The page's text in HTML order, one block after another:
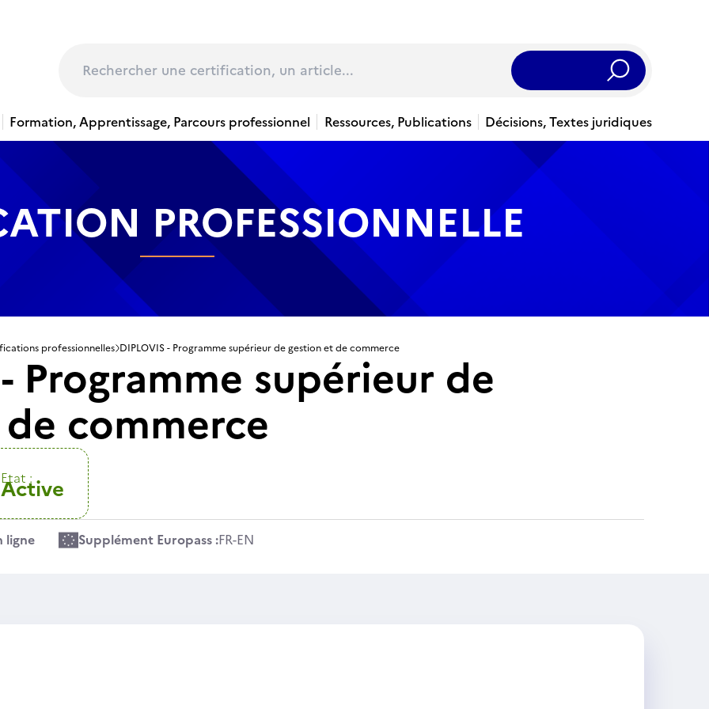
Rechercher
Formation, Apprentissage, Parcours professionnel Ressources, Publications Décisions, Textes juridiques
PROFESSIONNELLE
professionnelles DIPLOVIS - Programme supérieur de gestion et de commerce
Programme supérieur de
commerce
Etat :
Active
ligne Supplément Europass :FR-EN